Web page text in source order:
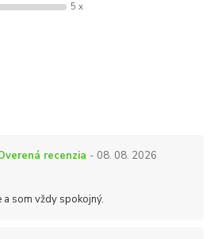
5 x
recenzia - 08. 08. 2026
som vždy spokojný.